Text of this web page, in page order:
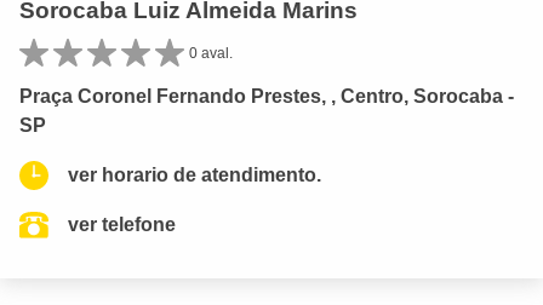
Sorocaba Luiz Almeida Marins
0 aval.
Praça Coronel Fernando Prestes, , Centro, Sorocaba -
SP
ver horario de atendimento.
ver telefone